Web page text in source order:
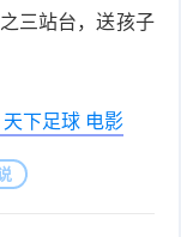
三站台，送孩子
下足球 电影